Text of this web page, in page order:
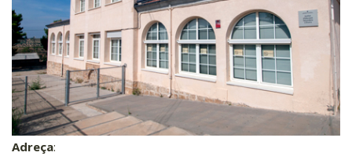
Biblioteca
Llar d'infants
Escola
IES
Aula formativa
Centre de dia
Adreça: